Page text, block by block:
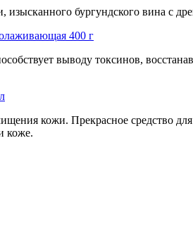
бургундского вина с
400 г
выводу токсинов,
кожи. Прекрасное средство
коже.